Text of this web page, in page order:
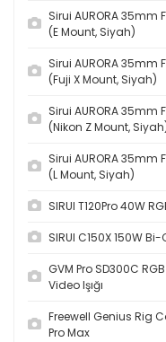
Sirui AURORA 35mm
(E Mount, Siyah)
Sirui AURORA 35mm
(Fuji X Mount, Siyah)
Sirui AURORA 35mm
(Nikon Z Mount,
Sirui AURORA 35mm
(L Mount, Siyah)
SIRUI T120Pro 40W
SIRUI C150X 150W Bi-
GVM Pro SD300C
Video Işığı
Freewell Genius Rig
Pro Max